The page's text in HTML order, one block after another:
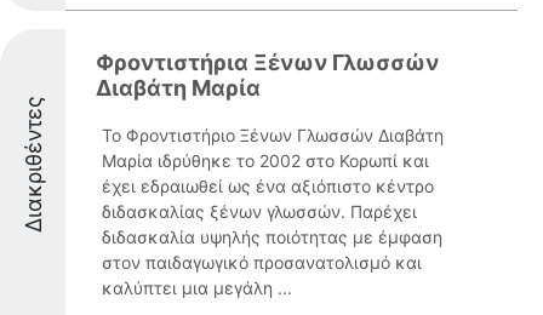
Διακριθέντες
Φροντιστήρια Ξένων Γλωσσών
Διαβάτη Μαρία
Το Φροντιστήριο Ξένων Γλωσσών Διαβάτη
Μαρία ιδρύθηκε το 2002 στο Κορωπί και
έχει εδραιωθεί ως ένα αξιόπιστο κέντρο
διδασκαλίας ξένων γλωσσών. Παρέχει
διδασκαλία υψηλής ποιότητας με έμφαση
στον παιδαγωγικό προσανατολισμό και
καλύπτει μια μεγάλη ...